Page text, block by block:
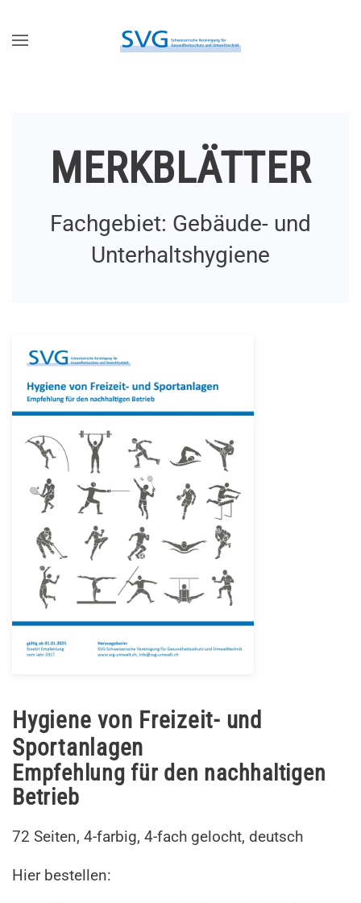
Zum Hauptinhalt springen
MERKBLÄTTER
Fachgebiet: Gebäude- und
Unterhaltshygiene
Hygiene von Freizeit- und
Sportanlagen
Empfehlung für den nachhaltigen
Betrieb
72 Seiten, 4-farbig, 4-fach gelocht, deutsch
Hier bestellen: